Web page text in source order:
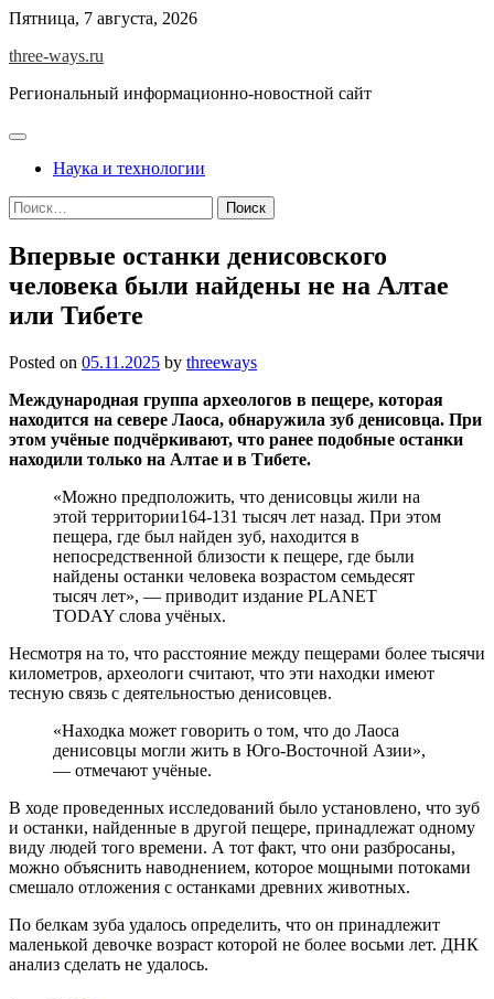
Skip
content
Пятница, 7 августа, 2026
three-ways.ru
Региональный информационно-новостной сайт
Наука и технологии
Найти:
Впервые останки денисовского
человека были найдены не на Алтае
или Тибете
Posted on 05.11.2025 by threeways
Международная группа археологов в пещере, которая
находится на севере Лаоса, обнаружила зуб денисовца. При
этом учёные подчёркивают, что ранее подобные останки
находили только на Алтае и в Тибете.
«Можно предположить, что денисовцы жили на
этой территории164-131 тысяч лет назад. При этом
пещера, где был найден зуб, находится в
непосредственной близости к пещере, где были
найдены останки человека возрастом семьдесят
тысяч лет», — приводит издание PLANET
TODAY слова учёных.
Несмотря на то, что расстояние между пещерами более тысячи
километров, археологи считают, что эти находки имеют
тесную связь с деятельностью денисовцев.
«Находка может говорить о том, что до Лаоса
денисовцы могли жить в Юго-Восточной Азии»,
— отмечают учёные.
В ходе проведенных исследований было установлено, что зуб
и останки, найденные в другой пещере, принадлежат одному
виду людей того времени. А тот факт, что они разбросаны,
можно объяснить наводнением, которое мощными потоками
смешало отложения с останками древних животных.
По белкам зуба удалось определить, что он принадлежит
маленькой девочке возраст которой не более восьми лет. ДНК
анализ сделать не удалось.